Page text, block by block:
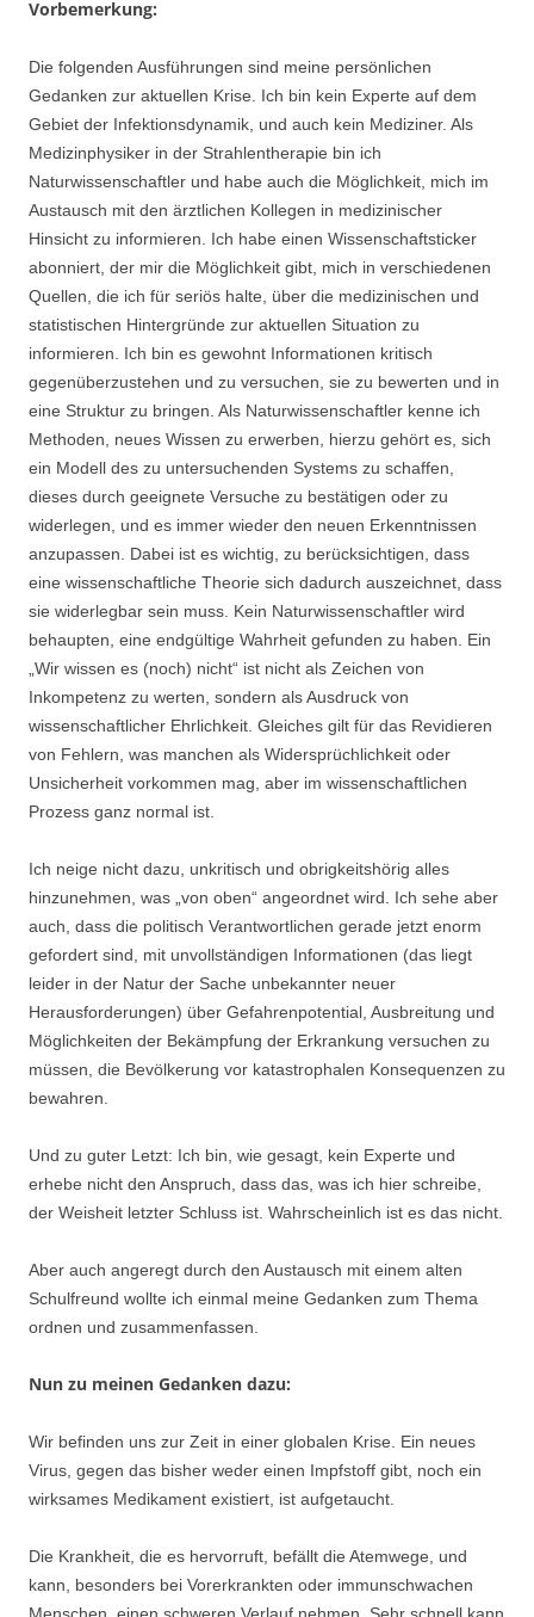
Vorbemerkung:
Die folgenden Ausführungen sind meine persönlichen
Gedanken zur aktuellen Krise. Ich bin kein Experte auf dem
Gebiet der Infektionsdynamik, und auch kein Mediziner. Als
Medizinphysiker in der Strahlentherapie bin ich
Naturwissenschaftler und habe auch die Möglichkeit, mich im
Austausch mit den ärztlichen Kollegen in medizinischer
Hinsicht zu informieren. Ich habe einen Wissenschaftsticker
abonniert, der mir die Möglichkeit gibt, mich in verschiedenen
Quellen, die ich für seriös halte, über die medizinischen und
statistischen Hintergründe zur aktuellen Situation zu
informieren. Ich bin es gewohnt Informationen kritisch
gegenüberzustehen und zu versuchen, sie zu bewerten und in
eine Struktur zu bringen. Als Naturwissenschaftler kenne ich
Methoden, neues Wissen zu erwerben, hierzu gehört es, sich
ein Modell des zu untersuchenden Systems zu schaffen,
dieses durch geeignete Versuche zu bestätigen oder zu
widerlegen, und es immer wieder den neuen Erkenntnissen
anzupassen. Dabei ist es wichtig, zu berücksichtigen, dass
eine wissenschaftliche Theorie sich dadurch auszeichnet, dass
sie widerlegbar sein muss. Kein Naturwissenschaftler wird
behaupten, eine endgültige Wahrheit gefunden zu haben. Ein
„Wir wissen es (noch) nicht“ ist nicht als Zeichen von
Inkompetenz zu werten, sondern als Ausdruck von
wissenschaftlicher Ehrlichkeit. Gleiches gilt für das Revidieren
von Fehlern, was manchen als Widersprüchlichkeit oder
Unsicherheit vorkommen mag, aber im wissenschaftlichen
Prozess ganz normal ist.
Ich neige nicht dazu, unkritisch und obrigkeitshörig alles
hinzunehmen, was „von oben“ angeordnet wird. Ich sehe aber
auch, dass die politisch Verantwortlichen gerade jetzt enorm
gefordert sind, mit unvollständigen Informationen (das liegt
leider in der Natur der Sache unbekannter neuer
Herausforderungen) über Gefahrenpotential, Ausbreitung und
Möglichkeiten der Bekämpfung der Erkrankung versuchen zu
müssen, die Bevölkerung vor katastrophalen Konsequenzen zu
bewahren.
Und zu guter Letzt: Ich bin, wie gesagt, kein Experte und
erhebe nicht den Anspruch, dass das, was ich hier schreibe,
der Weisheit letzter Schluss ist. Wahrscheinlich ist es das nicht.
Aber auch angeregt durch den Austausch mit einem alten
Schulfreund wollte ich einmal meine Gedanken zum Thema
ordnen und zusammenfassen.
Nun zu meinen Gedanken dazu:
Wir befinden uns zur Zeit in einer globalen Krise. Ein neues
Virus, gegen das bisher weder einen Impfstoff gibt, noch ein
wirksames Medikament existiert, ist aufgetaucht.
Die Krankheit, die es hervorruft, befällt die Atemwege, und
kann, besonders bei Vorerkrankten oder immunschwachen